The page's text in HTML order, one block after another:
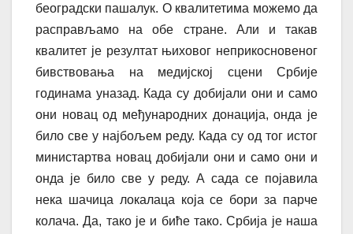
београдски пашалук. О квалитетима можемо да
расправљамо на обе стране. Али и такав
квалитет је резултат њиховог неприкосновеног
бивствовања на медијској сцени Србије
годинама уназад. Када су добијали они и само
они новац од међународних донација, онда је
било све у најбољем реду. Када су од тог истог
министартва новац добијали они и само они и
онда је било све у реду. А сада се појавила
нека шачица локалаца која се бори за парче
колача. Да, тако је и биће тако. Србија је наша